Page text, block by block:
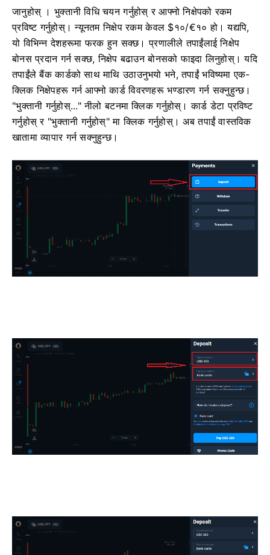
जानुहोस् । भुक्तानी विधि चयन गर्नुहोस् र आफ्नो निक्षेपको रकम
प्रविष्ट गर्नुहोस्। न्यूनतम निक्षेप रकम केवल $१०/€१० हो। यद्यपि,
यो विभिन्न देशहरूमा फरक हुन सक्छ।प्रणालीले तपाईंलाई निक्षेप
बोनस प्रदान गर्न सक्छ, निक्षेप बढाउन बोनसको फाइदा लिनुहोस्।यदि
तपाईंले बैंक कार्डको साथ माथि उठाउनुभयो भने, तपाईं भविष्यमा एक-
क्लिक निक्षेपहरू गर्न आफ्नो कार्ड विवरणहरू भण्डारण गर्न सक्नुहुन्छ।
"भुक्तानी गर्नुहोस्..." नीलो बटनमा क्लिक गर्नुहोस्।कार्ड डेटा प्रविष्ट
गर्नुहोस् र "भुक्तानी गर्नुहोस्" मा क्लिक गर्नुहोस्।अब तपाईं वास्तविक
खातामा व्यापार गर्न सक्नुहुन्छ।